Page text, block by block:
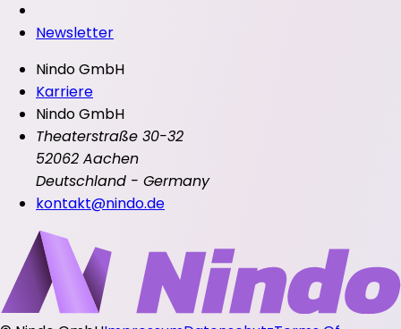
Newsletter
Nindo GmbH
Karriere
Nindo GmbH
Theaterstraße 30-32
52062 Aachen
Deutschland - Germany
kontakt@nindo.de